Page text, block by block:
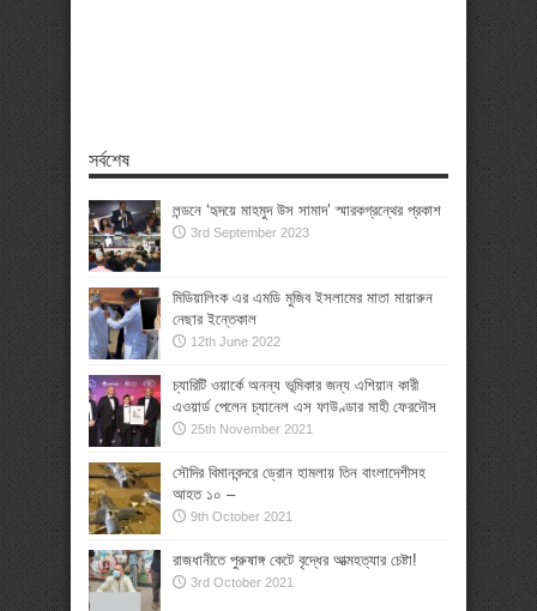
সর্বশেষ
লন্ডনে ‘হৃদয়ে মাহমুদ উস সামাদ’ স্মারকগ্রন্থের প্রকাশ
3rd September 2023
মিডিয়ালিংক এর এমডি মুজিব ইসলামের মাতা মায়ারুন
নেছার ইন্তেকাল
12th June 2022
চ্যারিটি ওয়ার্কে অনন্য ভূমিকার জন্য এশিয়ান কারী
এওয়ার্ড পেলেন চ্যানেল এস ফাউণ্ডার মাহী ফেরদৌস
25th November 2021
সৌদির বিমানবন্দরে ড্রোন হামলায় তিন বাংলাদেশীসহ
আহত ১০ –
9th October 2021
রাজধানীতে পুরুষাঙ্গ কেটে বৃদ্ধের আত্মহত্যার চেষ্টা!
3rd October 2021